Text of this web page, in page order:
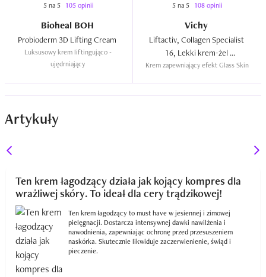
5 na 5 105 opinii
Bioheal BOH
Luksusowy krem liftingująco -
5 na 5 108 opinii
Vichy
Liftactiv, Collagen Specialist
16, Lekki krem-żel
podkręcający glow
Krem zapewniający efekt Glass Skin
Artykuły
Ten krem łagodzący działa jak kojący kompres dla
wrażliwej skóry. To ideał dla cery trądzikowej!
Ten krem łagodzący to must have w jesiennej i zimowej
pielęgnacji. Dostarcza intensywnej dawki nawilżenia i
nawodnienia, zapewniając ochronę przed przesuszeniem
naskórka. Skutecznie likwiduje zaczerwienienie, świąd i
pieczenie.